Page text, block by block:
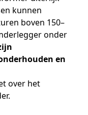
kunnen
boven 150–
onder
en
over het